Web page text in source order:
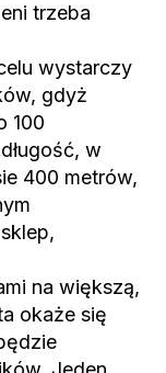
trzeba
wystarczy
gdyż
100
w
400 metrów,
na większą,
okaże się